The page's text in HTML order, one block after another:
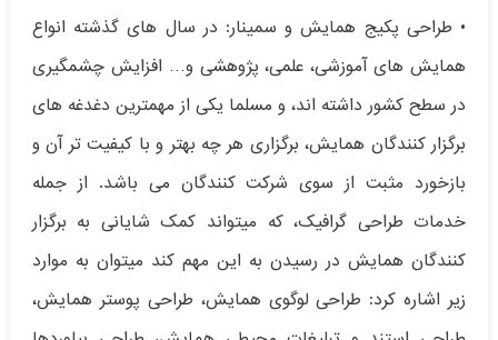
• طراحی پکیج همایش و سمینار: در سال های گذشته انواع
همایش های آموزشی، علمی، پژوهشی و… افزایش چشمگیری
در سطح کشور داشته اند، و مسلما یکی از مهمترین دغدغه های
برگزار کنندگان همایش، برگزاری هر چه بهتر و با کیفیت تر آن و
بازخورد مثبت از سوی شرکت کنندگان می باشد. از جمله
خدمات طراحی گرافیک، که میتواند کمک شایانی به برگزار
کنندگان همایش در رسیدن به این مهم کند میتوان به موارد
زیر اشاره کرد: طراحی لوگوی همایش، طراحی پوستر همایش،